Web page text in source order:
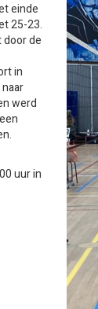
einde
25-23.
de
in
werd
uur in